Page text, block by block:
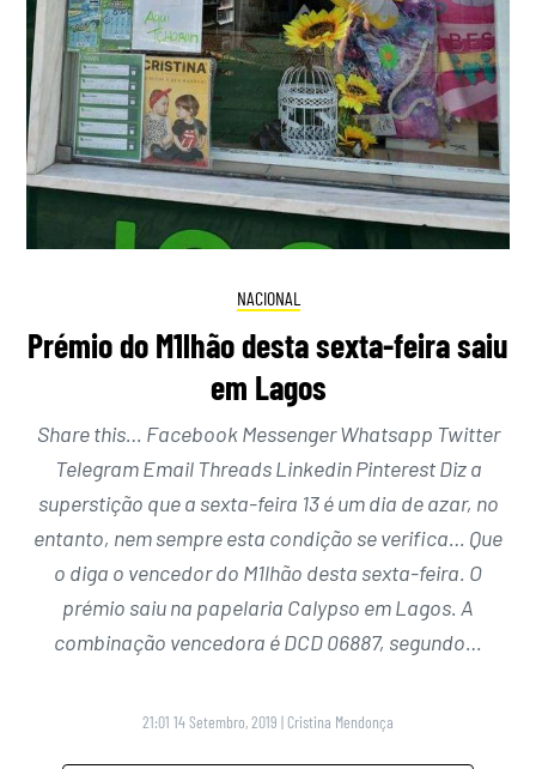
NACIONAL
Prémio do M1lhão desta sexta-feira saiu
em Lagos
Share this… Facebook Messenger Whatsapp Twitter
Telegram Email Threads Linkedin Pinterest Diz a
superstição que a sexta-feira 13 é um dia de azar, no
entanto, nem sempre esta condição se verifica… Que
o diga o vencedor do M1lhão desta sexta-feira. O
prémio saiu na papelaria Calypso em Lagos. A
combinação vencedora é DCD 06887, segundo…
21:01 14 Setembro, 2019 | Cristina Mendonça